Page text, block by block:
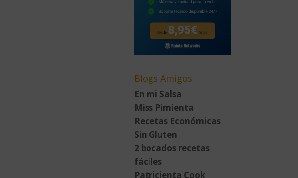
Blogs Amigos
En mi Salsa
Miss Pimienta
Recetas Económicas
Sin Gluten
2 bocados recetas
fáciles
Patricienta Cook